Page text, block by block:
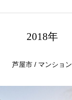
2018年
芦屋市 / マンション